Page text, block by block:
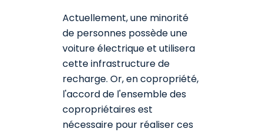
Actuellement, une minorité
de personnes possède une
voiture électrique et utilisera
cette infrastructure de
recharge. Or, en copropriété,
l'accord de l'ensemble des
copropriétaires est
nécessaire pour réaliser ces